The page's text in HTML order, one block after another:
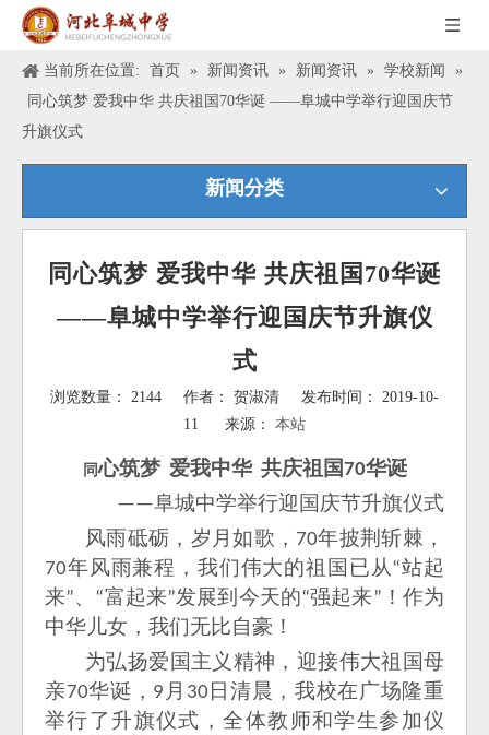
当前所在位置: 首页 » 新闻资讯 » 新闻资讯 » 学校新闻
»
同心筑梦 爱我中华 共庆祖国70华诞 ——阜城中学举行迎国庆节
升旗仪式
新闻分类
同心筑梦 爱我中华 共庆祖国70华诞
——阜城中学举行迎国庆节升旗仪
式
浏览数量： 2144 作者： 贺淑清 发布时间： 2019-10-
11 来源： 本站
["wechat","weibo","qzone","douban","email"]
同心筑梦 爱我中华 共庆祖国70华诞
——阜城中学举行迎国庆节升旗仪式
风雨砥砺，岁月如歌， 70年披荆斩棘，
70年风雨兼程，我们伟大的祖国已从“站起
来”、 “富起来”发展到今天的“强起来” ！作为
中华儿女，我们无比自豪！
为弘扬爱国主义精神，迎接伟大祖国母
亲70华诞， 9 月 30 日清晨，我校在广场隆重
举行了升旗仪式，全体教师和学生参加仪